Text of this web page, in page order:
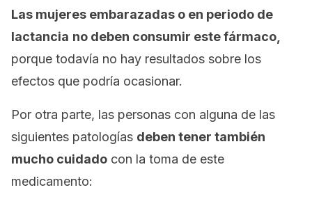
Las mujeres embarazadas o en periodo de
lactancia no deben consumir este fármaco,
porque todavía no hay resultados sobre los
efectos que podría ocasionar.
Por otra parte, las personas con alguna de las
siguientes patologías deben tener también
mucho cuidado con la toma de este
medicamento: